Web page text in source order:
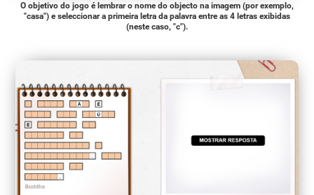
O objetivo do jogo é lembrar o nome do objecto na imagem (por exemplo,
"casa") e seleccionar a primeira letra da palavra entre as 4 letras exibidas
(neste caso, "c").